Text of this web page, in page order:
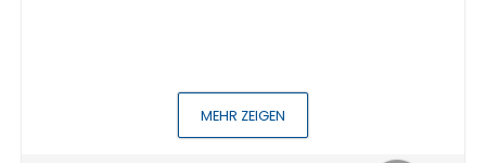
MEHR ZEIGEN